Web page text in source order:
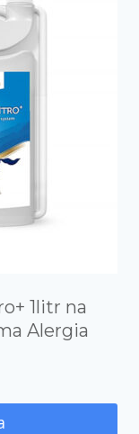
1litr na
Alergia